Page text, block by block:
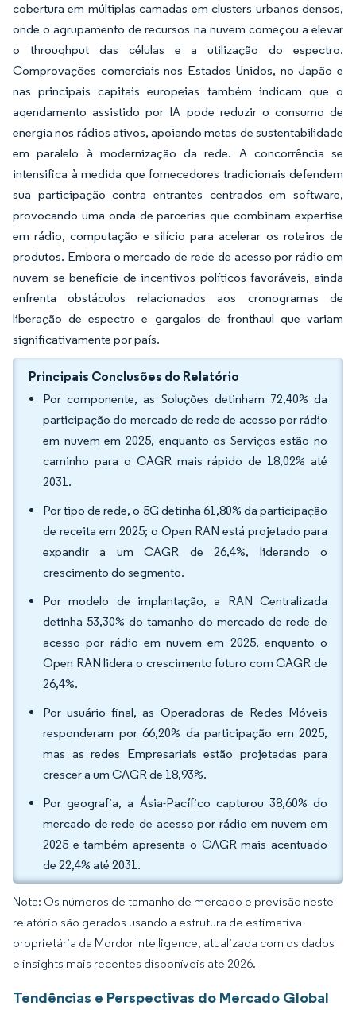
cobertura em múltiplas camadas em clusters urbanos densos,
onde o agrupamento de recursos na nuvem começou a elevar
o throughput das células e a utilização do espectro.
Comprovações comerciais nos Estados Unidos, no Japão e
nas principais capitais europeias também indicam que o
agendamento assistido por IA pode reduzir o consumo de
energia nos rádios ativos, apoiando metas de sustentabilidade
em paralelo à modernização da rede. A concorrência se
intensifica à medida que fornecedores tradicionais defendem
sua participação contra entrantes centrados em software,
provocando uma onda de parcerias que combinam expertise
em rádio, computação e silício para acelerar os roteiros de
produtos. Embora o mercado de rede de acesso por rádio em
nuvem se beneficie de incentivos políticos favoráveis, ainda
enfrenta obstáculos relacionados aos cronogramas de
liberação de espectro e gargalos de fronthaul que variam
significativamente por país.
Principais Conclusões do Relatório
Por componente, as Soluções detinham 72,40% da
participação do mercado de rede de acesso por rádio
em nuvem em 2025, enquanto os Serviços estão no
caminho para o CAGR mais rápido de 18,02% até
2031.
Por tipo de rede, o 5G detinha 61,80% da participação
de receita em 2025; o Open RAN está projetado para
expandir a um CAGR de 26,4%, liderando o
crescimento do segmento.
Por modelo de implantação, a RAN Centralizada
detinha 53,30% do tamanho do mercado de rede de
acesso por rádio em nuvem em 2025, enquanto o
Open RAN lidera o crescimento futuro com CAGR de
26,4%.
Por usuário final, as Operadoras de Redes Móveis
responderam por 66,20% da participação em 2025,
mas as redes Empresariais estão projetadas para
crescer a um CAGR de 18,93%.
Por geografia, a Ásia-Pacífico capturou 38,60% do
mercado de rede de acesso por rádio em nuvem em
2025 e também apresenta o CAGR mais acentuado
de 22,4% até 2031.
Nota: Os números de tamanho de mercado e previsão neste
relatório são gerados usando a estrutura de estimativa
proprietária da Mordor Intelligence, atualizada com os dados
e insights mais recentes disponíveis até 2026.
Tendências e Perspectivas do Mercado Global